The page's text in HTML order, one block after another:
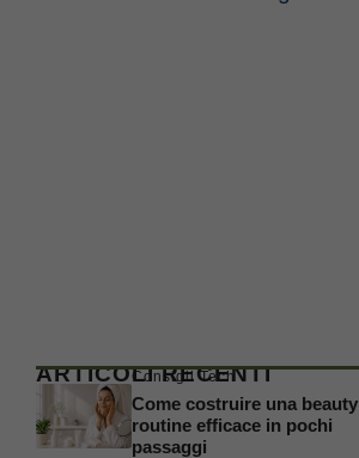
ARTICOLI RECENTI
Consigli Tech
Come costruire una beauty
routine efficace in pochi
passaggi